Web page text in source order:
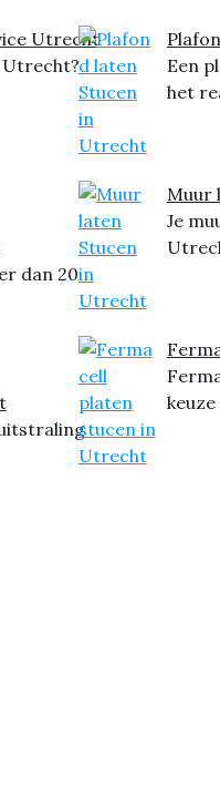
Utrecht
Utrecht?
dan 20
Een
het
Muur
Je